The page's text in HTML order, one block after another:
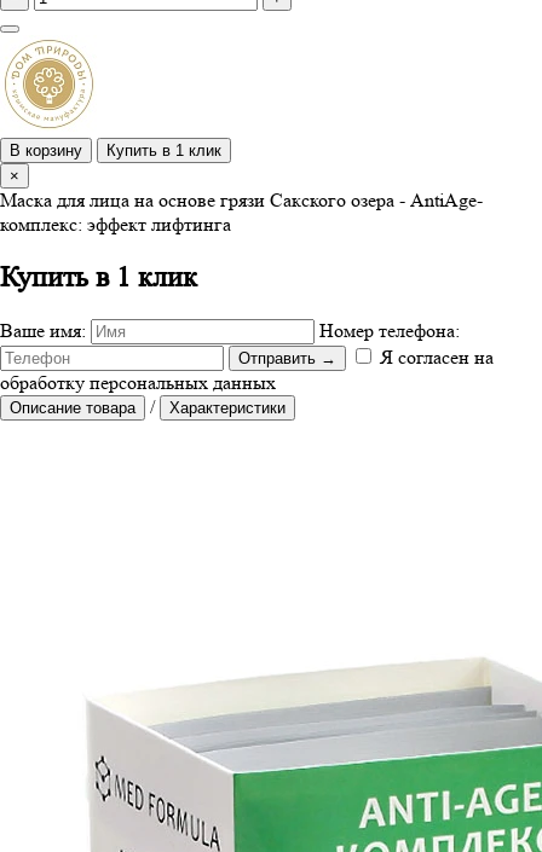
В корзину
Купить в 1 клик
×
Маска для лица на основе грязи Сакского озера - AntiAge-
комплекс: эффект лифтинга
Купить в 1 клик
Ваше имя: Номер телефона:
Отправить →
Я согласен на
обработку персональных данных
Описание товара / Характеристики